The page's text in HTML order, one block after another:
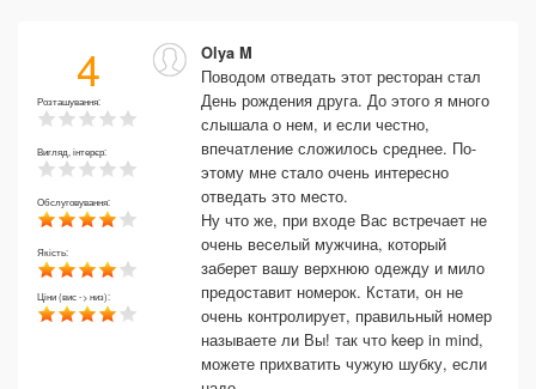
4
Розташування:
Вигляд, інтерєр:
Обслуговування:
Якість:
Ціни (вис -> низ):
Olya M
Поводом отведать этот ресторан стал
День рождения друга. До этого я много
слышала о нем, и если честно,
впечатление сложилось среднее. По-
этому мне стало очень интересно
отведать это место.
Ну что же, при входе Вас встречает не
очень веселый мужчина, который
заберет вашу верхнюю одежду и мило
предоставит номерок. Кстати, он не
очень контролирует, правильный номер
называете ли Вы! так что keep in mind,
можете прихватить чужую шубку, если